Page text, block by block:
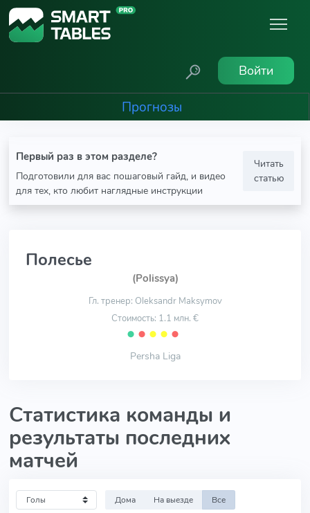
Войти
Прогнозы
Первый раз в этом разделе?
Подготовили для вас пошаговый гайд, и видео
для тех, кто любит наглядные инструкции
Читать
статью
Полесье
(Polissya)
Гл. тренер: Oleksandr Maksymov
Стоимость: 1.1 млн. €
⬤ ⬤ ⬤ ⬤ ⬤
Persha Liga
Статистика команды и
результаты последних
матчей
Дома На выезде Все